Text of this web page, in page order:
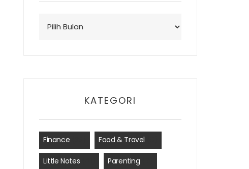
KATEGORI
Finance Food & Travel
Little Notes Parenting